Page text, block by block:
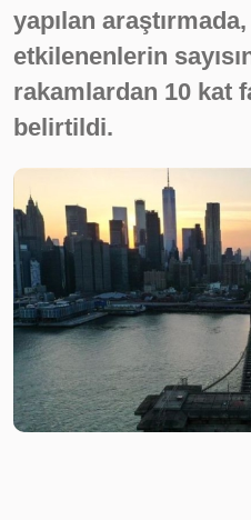
yapılan
etkilenenlerin
rakamlardan 10 kat
belirtildi.